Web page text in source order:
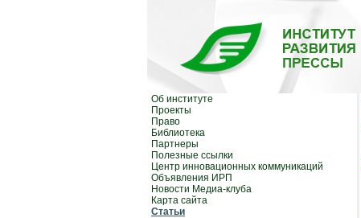
Об институте
Проекты
Право
Библиотека
Партнеры
Полезные ссылки
Центр инновационных коммуникаций
Объявления ИРП
Новости Медиа-клуба
Карта сайта
Статьи